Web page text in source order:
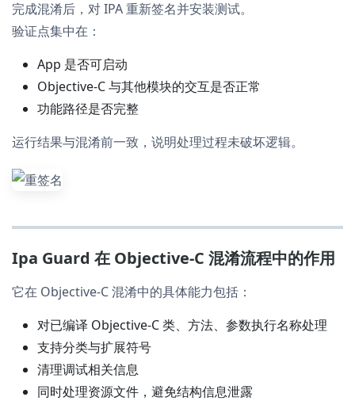
完成混淆后，对 IPA 重新签名并安装测试。
验证点集中在：
App 是否可启动
Objective-C 与其他模块的交互是否正常
功能路径是否完整
运行结果与混淆前一致，说明处理过程未破坏逻辑。
Ipa Guard 在 Objective-C 混淆流程中的作用
它在 Objective-C 混淆中的具体能力包括：
对已编译 Objective-C 类、方法、参数执行名称处理
支持分类与扩展符号
清理调试相关信息
同时处理资源文件，避免结构信息泄露